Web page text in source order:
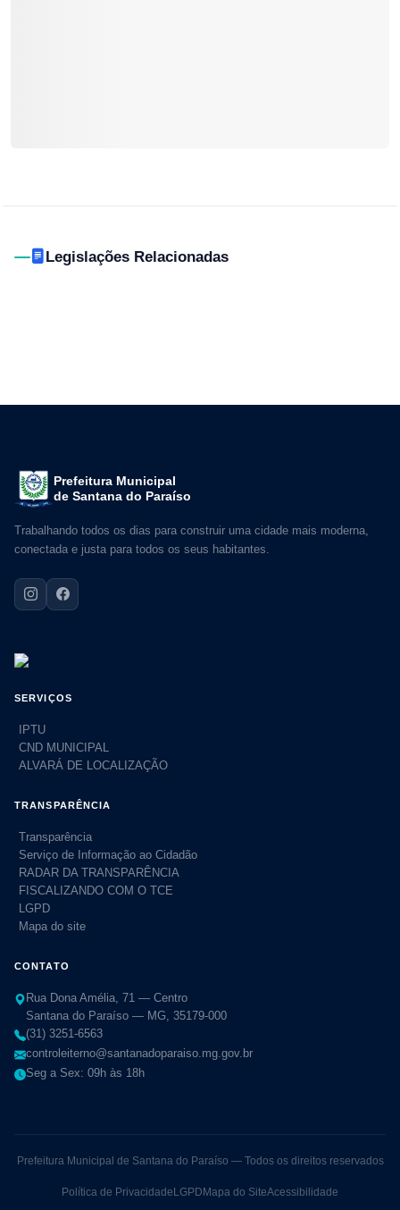
Legislações Relacionadas
Prefeitura Municipal
de Santana do Paraíso
Trabalhando todos os dias para construir uma cidade mais moderna,
conectada e justa para todos os seus habitantes.
SERVIÇOS
IPTU
CND MUNICIPAL
ALVARÁ DE LOCALIZAÇÃO
TRANSPARÊNCIA
Transparência
Serviço de Informação ao Cidadão
RADAR DA TRANSPARÊNCIA
FISCALIZANDO COM O TCE
LGPD
Mapa do site
CONTATO
Rua Dona Amélia, 71 — Centro
Santana do Paraíso — MG, 35179-000
(31) 3251-6563
controleiterno@santanadoparaiso.mg.gov.br
Seg a Sex: 09h às 18h
Prefeitura Municipal de Santana do Paraíso — Todos os direitos reservados
Política de Privacidade LGPD Mapa do SiteAcessibilidade